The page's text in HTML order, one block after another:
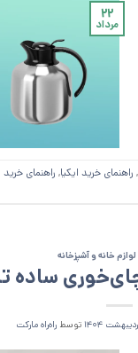
۲۲
مرداد
, راهنمای خرید ایکیا, راهنمای خرید
خانه و آشپزخانه
چای‌خوری ساده
توسطرا‌ه‌راه مارکت